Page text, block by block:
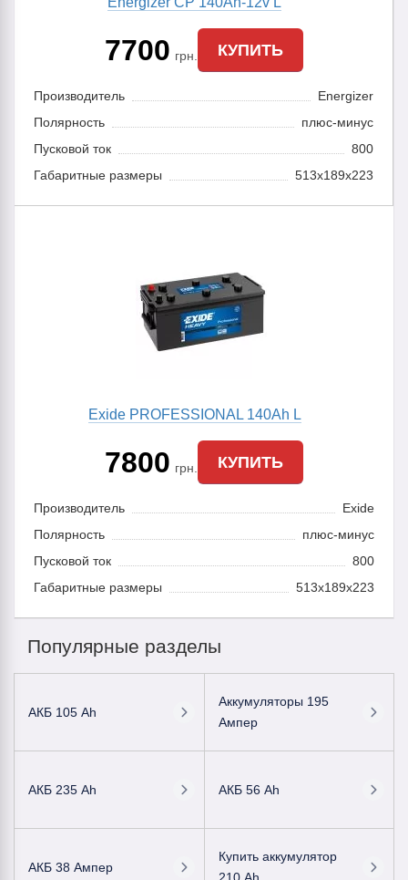
7700 грн. КУПИТЬ
Производитель
Energizer
Полярность
плюс-минус
Пусковой ток
800
Габаритные размеры
513x189x223
Exide PROFESSIONAL 140Ah L
7800 грн. КУПИТЬ
Производитель
Exide
Полярность
плюс-минус
Пусковой ток
800
Габаритные размеры
513x189x223
Популярные разделы
АКБ 105 Ah
Аккумуляторы 195
Ампер
АКБ 235 Ah АКБ 56 Ah
АКБ 38 Ампер
Купить аккумулятор